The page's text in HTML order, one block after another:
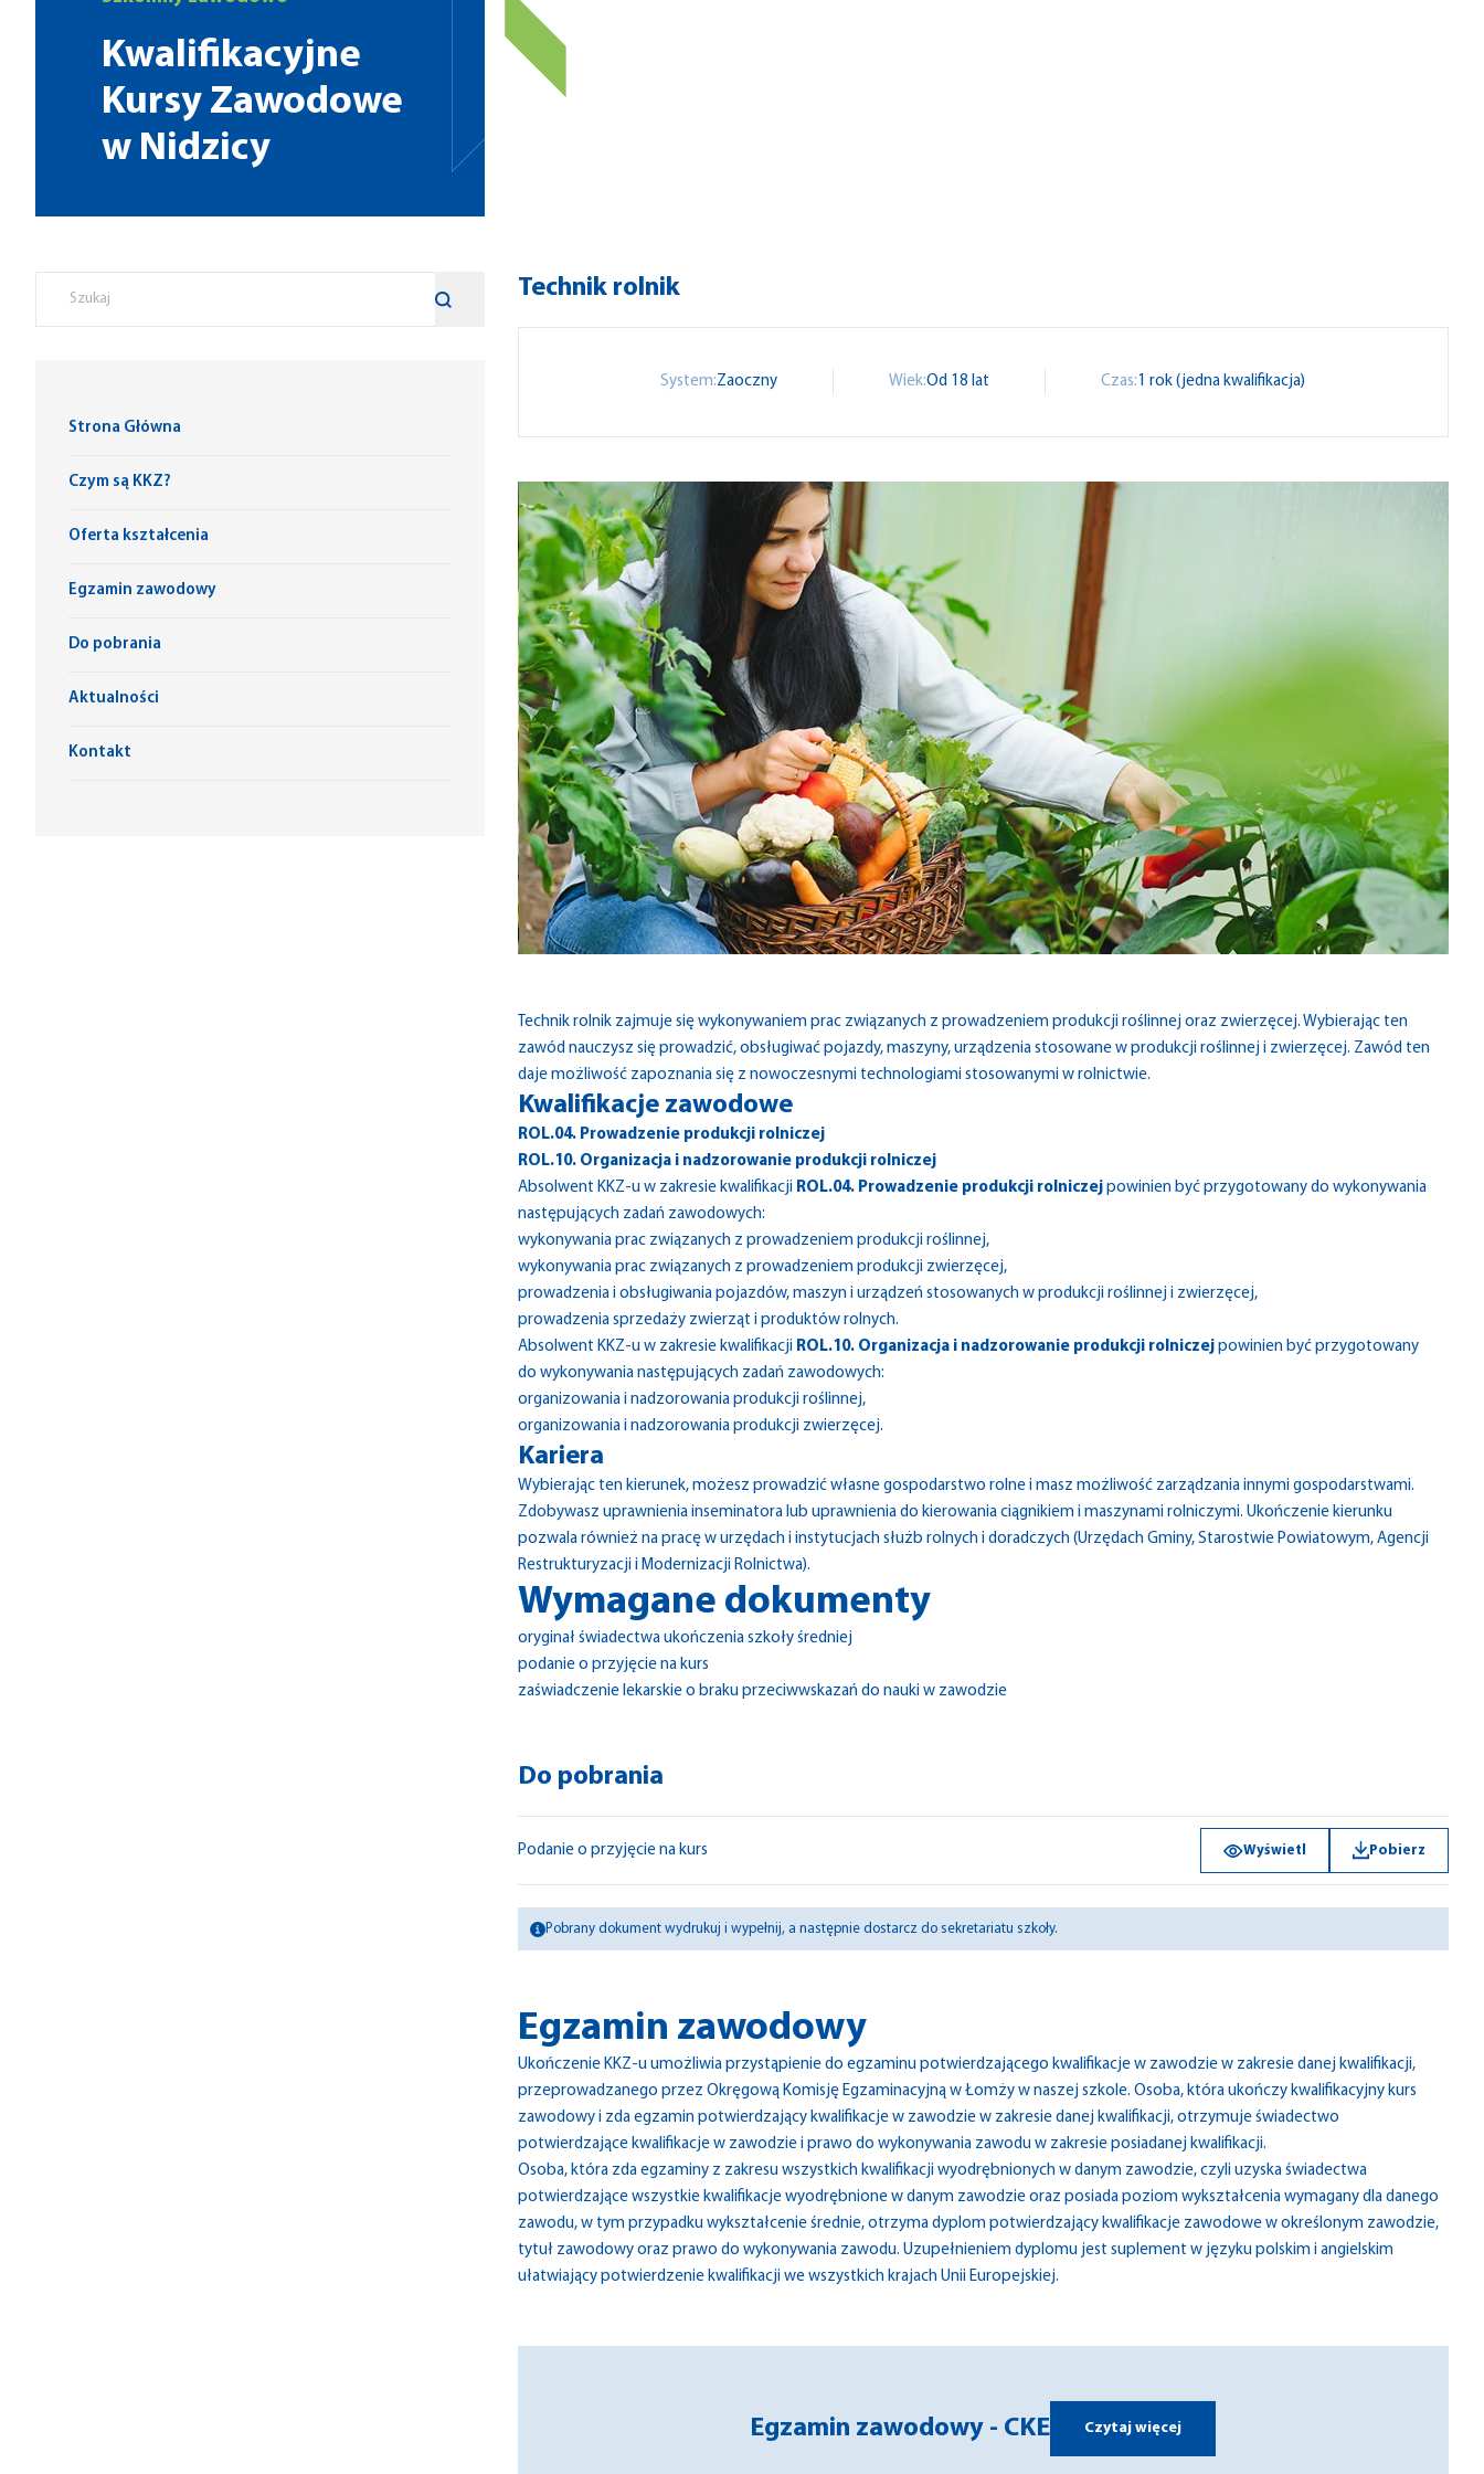
Kwalifikacyjne
Kursy Zawodowe
w Nidzicy
Strona Główna
Czym są KKZ?
Oferta kształcenia
Egzamin zawodowy
Do pobrania
Aktualności
Kontakt
Technik rolnik
System:Zaoczny Wiek:Od 18 lat Czas: 1 rok (jedna kwalifikacja)
Technik rolnik zajmuje się wykonywaniem prac związanych z prowadzeniem produkcji roślinnej oraz zwierzęcej. Wybierając ten
zawód nauczysz się prowadzić, obsługiwać pojazdy, maszyny, urządzenia stosowane w produkcji roślinnej i zwierzęcej. Zawód ten
daje możliwość zapoznania się z nowoczesnymi technologiami stosowanymi w rolnictwie.
Kwalifikacje zawodowe
ROL.04. Prowadzenie produkcji rolniczej
ROL.10. Organizacja i nadzorowanie produkcji rolniczej
Absolwent KKZ-u w zakresie kwalifikacji ROL.04. Prowadzenie produkcji rolniczejpowinien być przygotowany do wykonywania
następujących zadań zawodowych:
wykonywania prac związanych z prowadzeniem produkcji roślinnej,
wykonywania prac związanych z prowadzeniem produkcji zwierzęcej,
prowadzenia i obsługiwania pojazdów, maszyn i urządzeń stosowanych w produkcji roślinnej i zwierzęcej,
prowadzenia sprzedaży zwierząt i produktów rolnych.
Absolwent KKZ-u w zakresie kwalifikacji ROL.10. Organizacja i nadzorowanie produkcji rolniczejpowinien być przygotowany
do wykonywania następujących zadań zawodowych:
organizowania i nadzorowania produkcji roślinnej,
organizowania i nadzorowania produkcji zwierzęcej.
Kariera
Wybierając ten kierunek, możesz prowadzić własne gospodarstwo rolne i masz możliwość zarządzania innymi gospodarstwami.
Zdobywasz uprawnienia inseminatora lub uprawnienia do kierowania ciągnikiem i maszynami rolniczymi. Ukończenie kierunku
pozwala również na pracę w urzędach i instytucjach służb rolnych i doradczych (Urzędach Gminy, Starostwie Powiatowym, Agencji
Restrukturyzacji i Modernizacji Rolnictwa).
Wymagane dokumenty
oryginał świadectwa ukończenia szkoły średniej
podanie o przyjęcie na kurs
zaświadczenie lekarskie o braku przeciwwskazań do nauki w zawodzie
Do pobrania
Podanie o przyjęcie na kurs Wyświetl Pobierz
Pobrany dokument wydrukuj i wypełnij, a następnie dostarcz do sekretariatu szkoły.
Egzamin zawodowy
Ukończenie KKZ-u umożliwia przystąpienie do egzaminu potwierdzającego kwalifikacje w zawodzie w zakresie danej kwalifikacji,
przeprowadzanego przez Okręgową Komisję Egzaminacyjną w Łomży w naszej szkole. Osoba, która ukończy kwalifikacyjny kurs
zawodowy i zda egzamin potwierdzający kwalifikacje w zawodzie w zakresie danej kwalifikacji, otrzymuje świadectwo
potwierdzające kwalifikacje w zawodzie i prawo do wykonywania zawodu w zakresie posiadanej kwalifikacji.
Osoba, która zda egzaminy z zakresu wszystkich kwalifikacji wyodrębnionych w danym zawodzie, czyli uzyska świadectwa
potwierdzające wszystkie kwalifikacje wyodrębnione w danym zawodzie oraz posiada poziom wykształcenia wymagany dla danego
zawodu, w tym przypadku wykształcenie średnie, otrzyma dyplom potwierdzający kwalifikacje zawodowe w określonym zawodzie,
tytuł zawodowy oraz prawo do wykonywania zawodu. Uzupełnieniem dyplomu jest suplement w języku polskim i angielskim
ułatwiający potwierdzenie kwalifikacji we wszystkich krajach Unii Europejskiej.
Egzamin zawodowy - CKE Czytaj więcej